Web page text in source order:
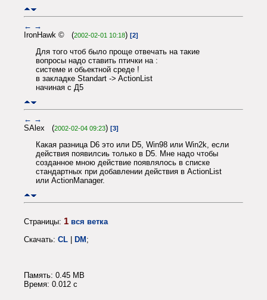
← →
IronHawk © (2002-02-01 10:18) [2]
Для того чтоб было проще отвечать на такие
вопросы надо ставить птички на :
системе и обьектной среде !
в закладке Standart -> ActionList
начиная с Д5
← →
SAlex (2002-02-04 09:23) [3]
Какая разница D6 это или D5, Win98 или Win2k, если
действия появилсиь только в D5. Мне надо чтобы
созданное мною действие появлялось в списке
стандартных при добавлении действия в ActionList
или ActionManager.
Страницы: 1 вся ветка
Скачать: CL | DM;
Память: 0.45 MB
Время: 0.012 c